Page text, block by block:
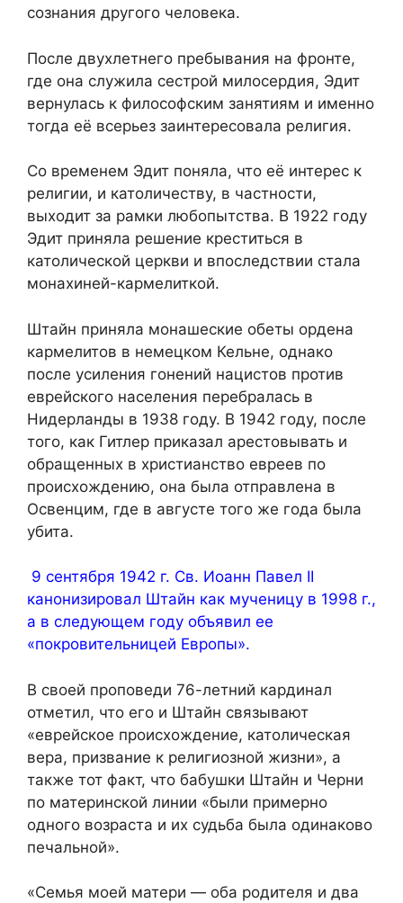
сознания другого человека.
После двухлетнего пребывания на фронте,
где она служила сестрой милосердия, Эдит
вернулась к философским занятиям и именно
тогда её всерьез заинтересовала религия.
Со временем Эдит поняла, что её интерес к
религии, и католичеству, в частности,
выходит за рамки любопытства. В 1922 году
Эдит приняла решение креститься в
католической церкви и впоследствии стала
монахиней-кармелиткой.
Штайн приняла монашеские обеты ордена
кармелитов в немецком Кельне, однако
после усиления гонений нацистов против
еврейского населения перебралась в
Нидерланды в 1938 году. В 1942 году, после
того, как Гитлер приказал арестовывать и
обращенных в христианство евреев по
происхождению, она была отправлена ​​в
Освенцим, где в августе того же года была
убита.
9 сентября 1942 г. Св. Иоанн Павел II
канонизировал Штайн как мученицу в 1998 г.,
а в следующем году объявил ее
«покровительницей Европы».
В своей проповеди 76-летний кардинал
отметил, что его и Штайн связывают
«еврейское происхождение, католическая
вера, призвание к религиозной жизни», а
также тот факт, что бабушки Штайн и Черни
по материнской линии «были примерно
одного возраста и их судьба была одинаково
печальной».
«Семья моей матери — оба родителя и два